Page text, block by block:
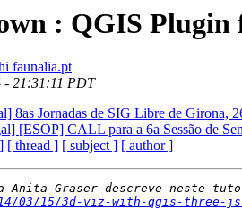
: QGIS Plugin
faunalia.pt
- 21:31:11 PDT
8as Jornadas de SIG Libre de Girona,
[ESOP] CALL para a 6a Sessão de
[ thread ] [ subject ] [ author ]
03/15/3d-viz-with-qgis-three-